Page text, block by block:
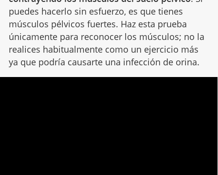
puedes hacerlo sin esfuerzo, es que tienes
músculos pélvicos fuertes. Haz esta prueba
únicamente para reconocer los músculos; no la
realices habitualmente como un ejercicio más
ya que podría causarte una infección de orina.